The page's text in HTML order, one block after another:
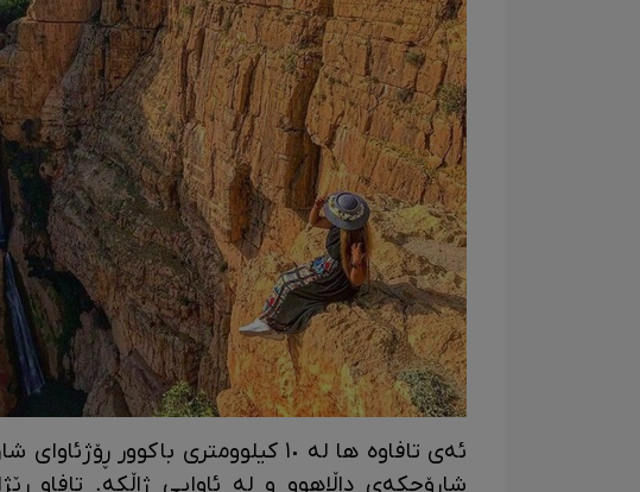
ئەی تافاوە ها لە ١٠ کیلوومتری
شارۆچکەی داڵاهوو و لە ئاوایی ژاڵکە. تافاو